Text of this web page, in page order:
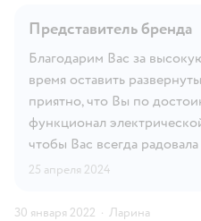
Представитель бренда
Благодарим Вас за
время оставить
приятно, что Вы по
функционал
чтобы Вас всегда
25 апреля 2024
30 января 2022 · Ларина